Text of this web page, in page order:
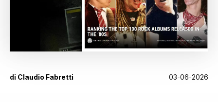
di Claudio Fabretti 03-06-2026